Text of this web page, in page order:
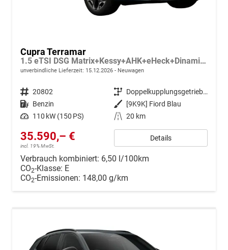
Cupra Terramar
1.5 eTSI DSG Matrix+Kessy+AHK+eHeck+Dinamica+CarPlay+eHeck+GV5
unverbindliche Lieferzeit: 15.12.2026 Neuwagen
Fahrzeugnr. 20802 Getriebe
Doppelkupplungsgetriebe (DSG)
Kraftstoff Benzin Außenfarbe
[9K9K] Fiord Blau
Leistung 110 kW (150 PS) Kilometerstand 20 km
35.590,– €
incl. 19% MwSt.
Details
Verbrauch kombiniert: 6,50 l/100km
CO2-Klasse: E
CO2-Emissionen: 148,00 g/km